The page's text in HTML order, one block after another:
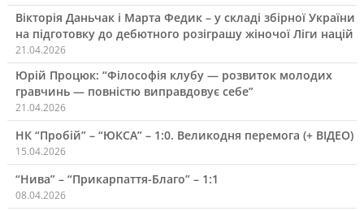
Вікторія Даньчак і Марта Федик – у складі збірної України
на підготовку до дебютного розіграшу жіночої Ліги націй
21.04.2026
Юрій Процюк: “Філософія клубу — розвиток молодих
гравчинь — повністю виправдовує себе”
21.04.2026
НК “Пробій” – “ЮКСА” – 1:0. Великодня перемога (+ ВІДЕО)
15.04.2026
“Нива” – “Прикарпаття-Благо” – 1:1
08.04.2026